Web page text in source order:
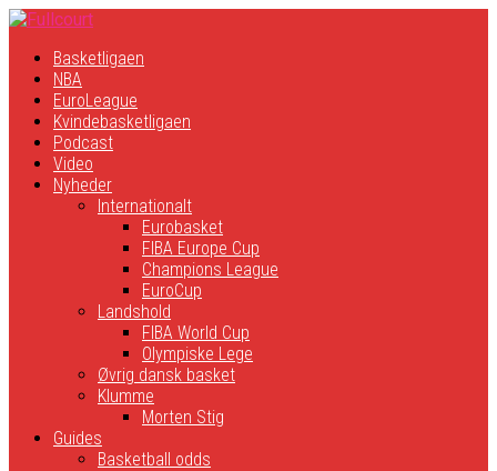
Basketligaen
NBA
EuroLeague
Kvindebasketligaen
Podcast
Video
Nyheder
Internationalt
Eurobasket
FIBA Europe Cup
Champions League
EuroCup
Landshold
FIBA World Cup
Olympiske Lege
Øvrig dansk basket
Klumme
Morten Stig
Guides
Basketball odds